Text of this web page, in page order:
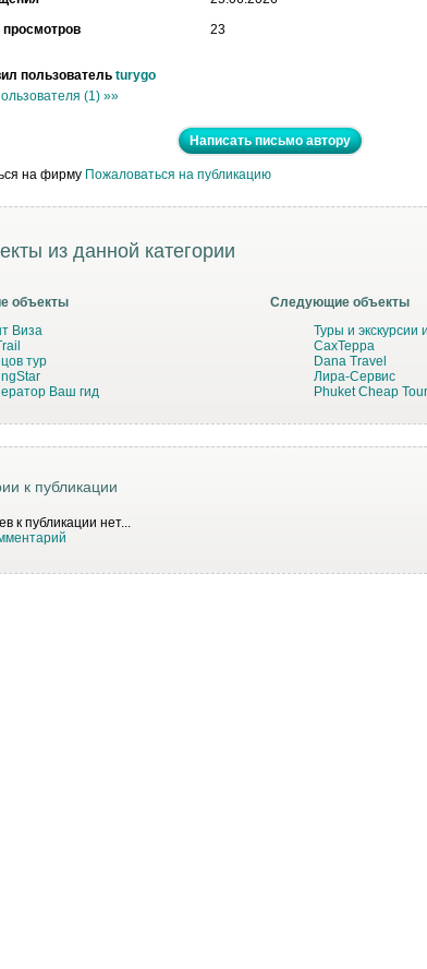
просмотров
23
пользователь turygo
(1) »»
Написать письмо автору
Пожаловаться на публикацию
из данной категории
объекты
Виза
тур
Ваш гид
Следующие объекты
Туры и экскурсии
СахТерра
Dana Travel
Лира-Сервис
Phuket Cheap Tour
к публикации
к публикации нет...